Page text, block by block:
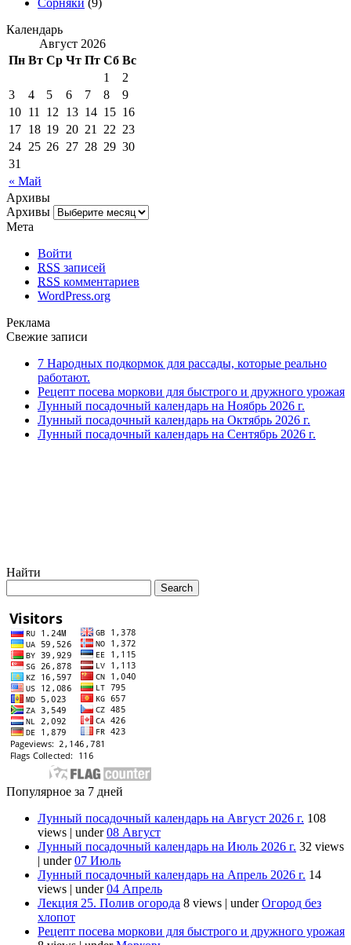
Сорняки (9)
Календарь
Август 2026
Пн Вт Ср Чт Пт Сб Вс
« Май
1
2
3
4 5 6 7 8
9
10 11 12 13 14 15 16
17 18 19 20 21 22 23
24 25 26 27 28 29 30
31
Архивы
Архивы
Мета
Войти
RSS записей
RSS комментариев
WordPress.org
Реклама
Свежие записи
7 Народных подкормок для рассады, которые реально
работают.
Рецепт посева моркови для быстрого и дружного урожая
Лунный посадочный календарь на Ноябрь 2026 г.
Лунный посадочный календарь на Октябрь 2026 г.
Лунный посадочный календарь на Сентябрь 2026 г.
Найти
Популярное за 7 дней
Лунный посадочный календарь на Август 2026 г. 108
views | under08 Август
Лунный посадочный календарь на Июль 2026 г. 32 views
| under07 Июль
Лунный посадочный календарь на Апрель 2026 г. 14
views | under04 Апрель
Лекция 25. Полив огорода 8 views | underОгород без
хлопот
Рецепт посева моркови для быстрого и дружного урожая